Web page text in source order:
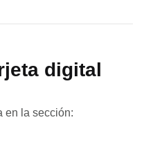
digital
en la sección: